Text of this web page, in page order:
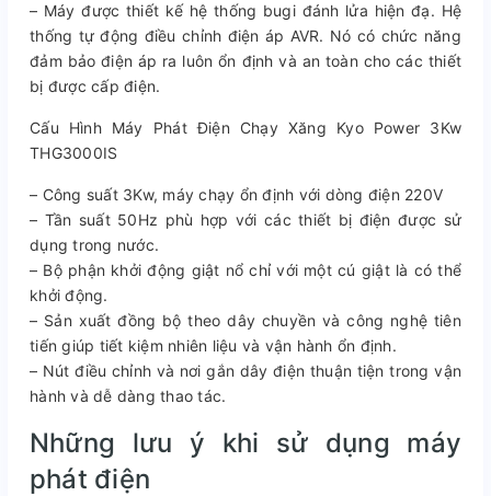
– Máy được thiết kế hệ thống bugi đánh lửa hiện đạ. Hệ
thống tự động điều chỉnh điện áp AVR. Nó có chức năng
đảm bảo điện áp ra luôn ổn định và an toàn cho các thiết
bị được cấp điện.
Cấu Hình Máy Phát Điện Chạy Xăng Kyo Power 3Kw
THG3000IS
– Công suất 3Kw, máy chạy ổn định với dòng điện 220V
– Tần suất 50Hz phù hợp với các thiết bị điện được sử
dụng trong nước.
– Bộ phận khởi động giật nổ chỉ với một cú giật là có thể
khởi động.
– Sản xuất đồng bộ theo dây chuyền và công nghệ tiên
tiến giúp tiết kiệm nhiên liệu và vận hành ổn định.
– Nút điều chỉnh và nơi gắn dây điện thuận tiện trong vận
hành và dễ dàng thao tác.
Những lưu ý khi sử dụng máy
phát điện